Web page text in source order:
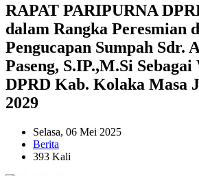
RAPAT PARIPURNA
dalam Rangka Peresmian
Pengucapan Sumpah Sdr.
Paseng, S.IP.,M.Si
DPRD Kab. Kolaka Masa
2029
Selasa, 06 Mei 2025
Berita
393 Kali